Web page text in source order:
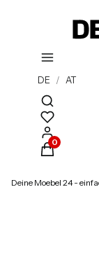
DE / AT
Produkte
Deine Moebel 24 -